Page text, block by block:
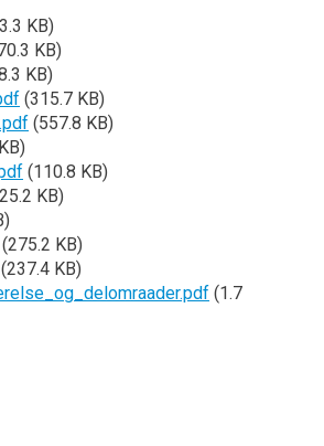
KB)
KB)
KB)
(315.7 KB)
(557.8 KB)
(110.8 KB)
KB)
(275.2 KB)
(237.4 KB)
(1.7